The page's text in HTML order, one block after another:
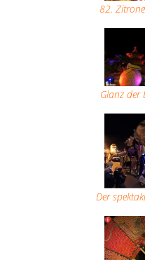
82.
Glanz der
Der